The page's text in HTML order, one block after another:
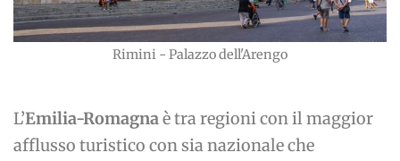
Rimini - Palazzo dell'Arengo
L’Emilia-Romagnaè tra regioni con il maggior
afflusso turistico con sia nazionale che